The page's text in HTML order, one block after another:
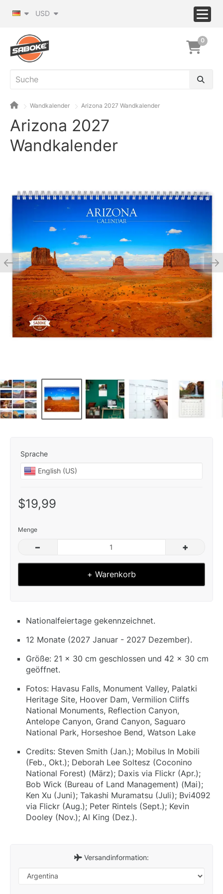
USD
0
Wandkalender Arizona 2027 Wandkalender
Arizona 2027
Wandkalender
Sprache
$19,99
Menge
– +
+ Warenkorb
Nationalfeiertage gekennzeichnet.
12 Monate (2027 Januar - 2027 Dezember).
Größe: 21 x 30 cm geschlossen und 42 x 30 cm
geöffnet.
Fotos: Havasu Falls, Monument Valley, Palatki
Heritage Site, Hoover Dam, Vermilion Cliffs
National Monuments, Reflection Canyon,
Antelope Canyon, Grand Canyon, Saguaro
National Park, Horseshoe Bend, Watson Lake
Credits: Steven Smith (Jan.); Mobilus In Mobili
(Feb., Okt.); Deborah Lee Soltesz (Coconino
National Forest) (März); Daxis via Flickr (Apr.);
Bob Wick (Bureau of Land Management) (Mai);
Ken Xu (Juni); Takashi Muramatsu (Juli); Bvi4092
via Flickr (Aug.); Peter Rintels (Sept.); Kevin
Dooley (Nov.); Al King (Dez.).
Versandinformation: